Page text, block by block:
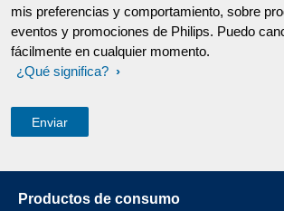
mis preferencias y comportamiento, sobre
eventos y promociones de Philips. Puedo
fácilmente en cualquier momento.
¿Qué significa?
Productos de consumo